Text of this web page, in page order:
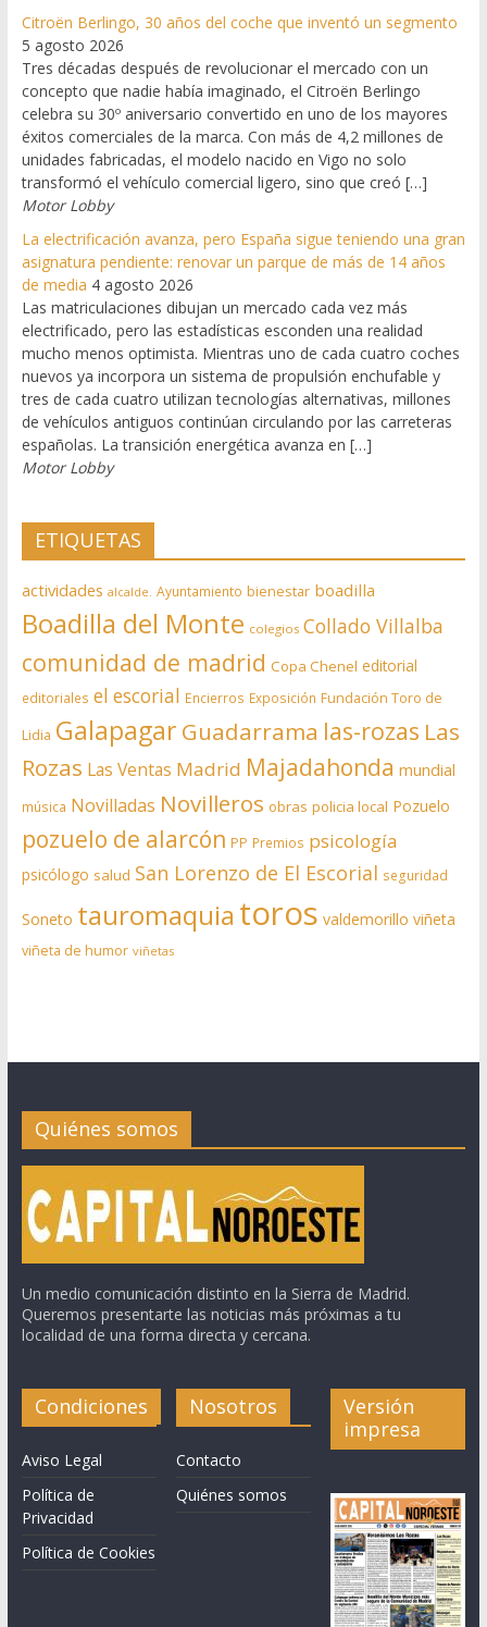
Citroën Berlingo, 30 años del coche que inventó un segmento
5 agosto 2026
Tres décadas después de revolucionar el mercado con un
concepto que nadie había imaginado, el Citroën Berlingo
celebra su 30º aniversario convertido en uno de los mayores
éxitos comerciales de la marca. Con más de 4,2 millones de
unidades fabricadas, el modelo nacido en Vigo no solo
transformó el vehículo comercial ligero, sino que creó […]
Motor Lobby
La electrificación avanza, pero España sigue teniendo una gran
asignatura pendiente: renovar un parque de más de 14 años
de media 4 agosto 2026
Las matriculaciones dibujan un mercado cada vez más
electrificado, pero las estadísticas esconden una realidad
mucho menos optimista. Mientras uno de cada cuatro coches
nuevos ya incorpora un sistema de propulsión enchufable y
tres de cada cuatro utilizan tecnologías alternativas, millones
de vehículos antiguos continúan circulando por las carreteras
españolas. La transición energética avanza en […]
Motor Lobby
ETIQUETAS
actividades alcalde. Ayuntamiento bienestar boadilla
Boadilla del Monte colegios Collado Villalba
comunidad de madrid Copa Chenel editorial
editoriales el escorial Encierros Exposición Fundación Toro de
Lidia Galapagar Guadarrama las-rozas Las
Rozas Las Ventas Madrid Majadahonda mundial
música Novilladas Novilleros obras policia local Pozuelo
pozuelo de alarcón PP Premios psicología
psicólogo salud San Lorenzo de El Escorial seguridad
Soneto tauromaquia toros valdemorillo viñeta
viñeta de humor viñetas
Quiénes somos
Un medio comunicación distinto en la Sierra de Madrid.
Queremos presentarte las noticias más próximas a tu
localidad de una forma directa y cercana.
Condiciones
Aviso Legal
Política de
Privacidad
Política de Cookies
Nosotros
Contacto
Quiénes somos
Versión
impresa